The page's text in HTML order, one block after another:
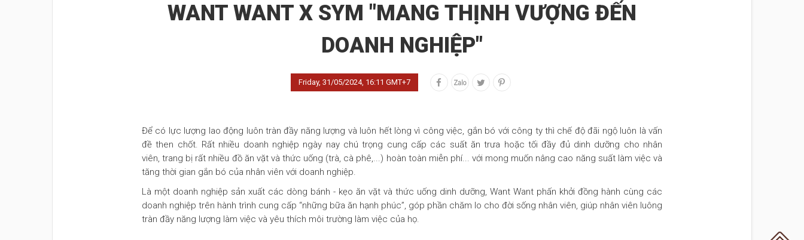
WANT WANT X SYM "MANG THỊNH VƯỢNG ĐẾN
DOANH NGHIỆP"
Friday, 31/05/2024, 16:11 GMT+7
Để có lực lượng lao động luôn tràn đầy năng lượng và luôn hết lòng vì công việc, gắn bó với công ty thì chế độ đãi ngộ luôn là vấn
đề then chốt. Rất nhiều doanh nghiệp ngày nay chú trọng cung cấp các suất ăn trưa hoặc tối đầy đủ dinh dưỡng cho nhân
viên, trang bị rất nhiều đồ ăn vặt và thức uống (trà, cà phê,...) hoàn toàn miễn phí... với mong muốn nâng cao năng suất làm việc và
tăng thời gian gắn bó của nhân viên với doanh nghiệp.
Là một doanh nghiệp sản xuất các dòng bánh - kẹo ăn vặt và thức uống dinh dưỡng, Want Want phấn khởi đồng hành cùng các
doanh nghiệp trên hành trình cung cấp “những bữa ăn hạnh phúc”, góp phần chăm lo cho đời sống nhân viên, giúp nhân viên luông
tràn đầy năng lượng làm việc và yêu thích môi trường làm việc của họ.